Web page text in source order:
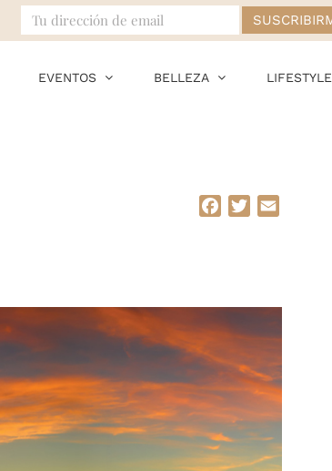
EVENTOS BELLEZA LIFESTYLE
Facebook
Twitter